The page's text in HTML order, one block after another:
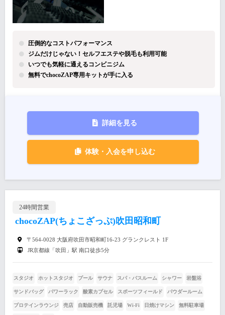
圧倒的なコストパフォーマンス
ジムだけじゃない！セルフエステや脱毛も利用可能
いつでも気軽に通えるコンビニジム
無料でchocoZAP専用キットが手に入る
詳細を見る
体験・入会を申し込む
24時間営業
chocoZAP(ちょこざっぷ)吹田昭和町
〒564-0028 大阪府吹田市昭和町16-23 グランクレスト 1F
JR京都線「吹田」駅 南口徒歩5分
スタジオ ホットスタジオ プール サウナ スパ・バスルーム シャワー 岩盤浴
サンドバッグ パワーラック 酸素カプセル スポーツフィールド パウダールーム
プロテインラウンジ 売店 自動販売機 託児場 Wi-Fi 日焼けマシン 無料駐車場